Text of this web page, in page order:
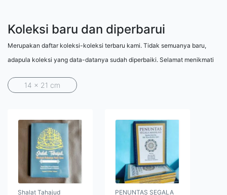
Koleksi baru dan diperbarui
Merupakan daftar koleksi-koleksi terbaru kami. Tidak semuanya baru,
adapula koleksi yang data-datanya sudah diperbaiki. Selamat menikmati
14 x 21 cm
Shalat Tahajud PENUNTAS SEGALA